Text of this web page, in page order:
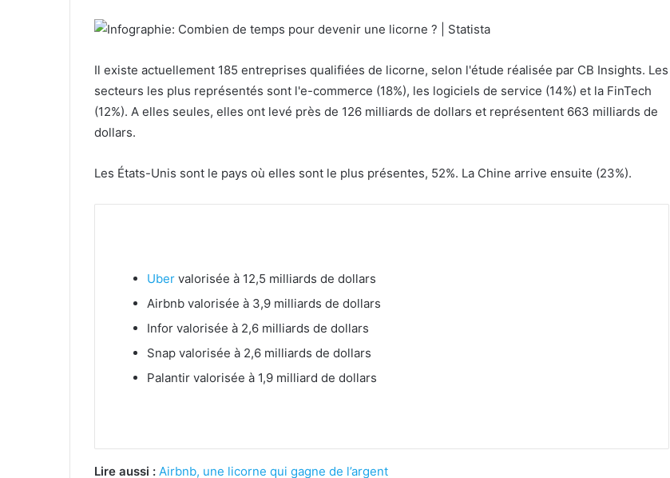
Il existe actuellement 185 entreprises qualifiées de licorne, selon l'étude réalisée par CB Insights. Les
secteurs les plus représentés sont l'e-commerce (18%), les logiciels de service (14%) et la FinTech
(12%). A elles seules, elles ont levé près de 126 milliards de dollars et représentent 663 milliards de
dollars.
Les États-Unis sont le pays où elles sont le plus présentes, 52%. La Chine arrive ensuite (23%).
Uber valorisée à 12,5 milliards de dollars
Airbnb valorisée à 3,9 milliards de dollars
Infor valorisée à 2,6 milliards de dollars
Snap valorisée à 2,6 milliards de dollars
Palantir valorisée à 1,9 milliard de dollars
Lire aussi : Airbnb, une licorne qui gagne de l’argent